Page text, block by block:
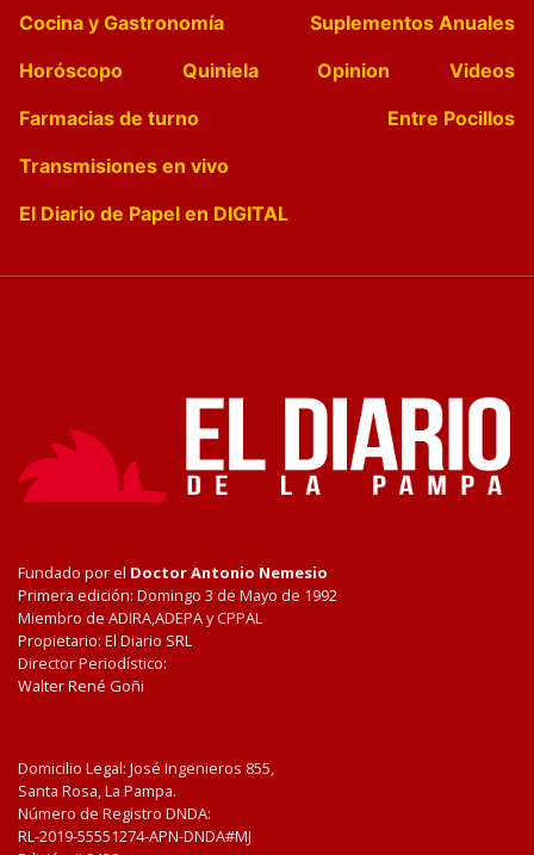
Cocina y Gastronomía
Suplementos Anuales
Horóscopo
Quiniela Opinion
Videos
Farmacias de turno
Entre Pocillos
Transmisiones en vivo
El Diario de Papel en DIGITAL
Fundado por el Doctor Antonio Nemesio
Primera edición: Domingo 3 de Mayo de 1992
Miembro de ADIRA,ADEPA y CPPAL
Propietario: El Diario SRL
Director Periodístico:
Walter René Goñi
Domicilio Legal: José Ingenieros 855,
Santa Rosa, La Pampa.
Número de Registro DNDA:
RL-2019-55551274-APN-DNDA#MJ